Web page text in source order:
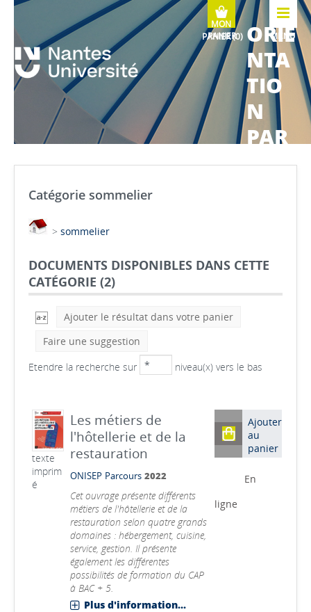
MENU
ORIE
NTA
TIO
N
PAR
COU
Catégorie sommelier
> sommelier
DOCUMENTS DISPONIBLES DANS CETTE
CATÉGORIE (2)
Ajouter le résultat dans votre panier
Faire une suggestion
Etendre la recherche sur
niveau(x) vers le bas
texte
imprim
é
Les métiers de
l'hôtellerie et de la
restauration
ONISEP Parcours 2022
Cet ouvrage présente différents
métiers de l'hôtellerie et de la
restauration selon quatre grands
domaines : hébergement, cuisine,
service, gestion. Il présente
également les différentes
possibilités de formation du CAP
à BAC + 5.
Plus d'information...
Ajouter
au
panier
En
ligne